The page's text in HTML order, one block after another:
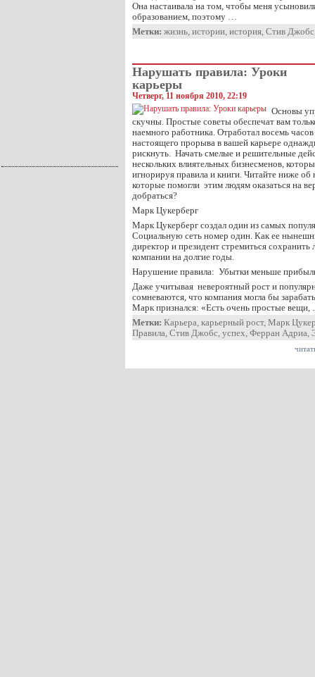
Она настаивала на том, чтобы меня
образованием, поэтому …
Метки: жизнь, истории, история, Стив Джобс
Нарушать правила: Уроки
карьеры
Четверг, 11 ноября 2010, 22:19
Основы
скучны. Простые советы обеспечат вам
наемного работника. Отработал восемь
настоящего прорыва в вашей карьере
рискнуть. Начать смелые и решительные
нескольких влиятельных бизнесменов,
игнорируя правила и книги. Читайте ниже
которые помогли этим людям оказаться на
добраться?
Марк Цукерберг
Марк Цукерберг создал один из самых
Социальную сеть номер один. Как ее
директор и президент стремиться
компании на долгие годы.
Нарушение правила: Убытки меньше
Даже учитывая невероятный рост и
сомневаются, что компания могла бы
Марк признался: «Есть очень простые
Метки: Карьера, карьерный рост, Марк
Правила, Стив Джобс, успех, Ферран Адриа,